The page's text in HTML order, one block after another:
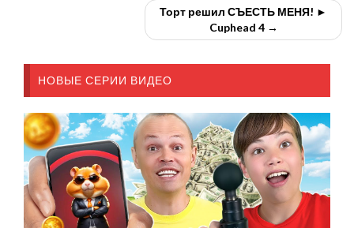
Торт решил СЪЕСТЬ МЕНЯ! ►
Cuphead 4 →
НОВЫЕ СЕРИИ ВИДЕО